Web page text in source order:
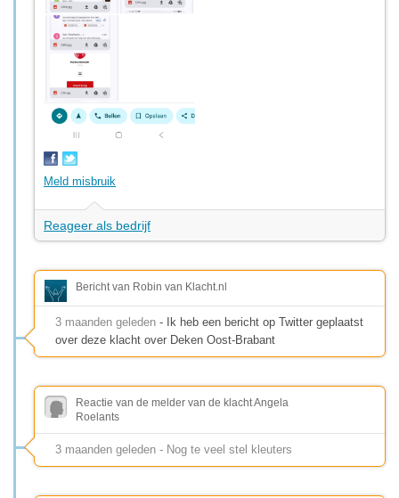
Meld misbruik
Reageer als bedrijf
Bericht van Robin van Klacht.nl
3 maanden geleden - Ik heb een bericht op Twitter geplaatst
over deze klacht over Deken Oost-Brabant
Reactie van de melder van de klacht Angela
Roelants
3 maanden geleden - Nog te veel stel kleuters